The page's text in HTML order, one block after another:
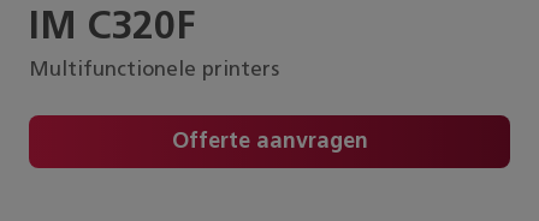
IM C320F
Multifunctionele printers
Offerte aanvragen